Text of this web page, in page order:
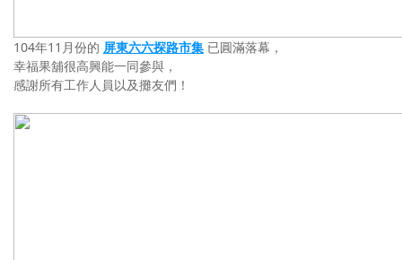
104年11月份的 屏東六六探路市集 已圓滿落幕，
幸福果舖很高興能一同參與，
感謝所有工作人員以及攤友們！